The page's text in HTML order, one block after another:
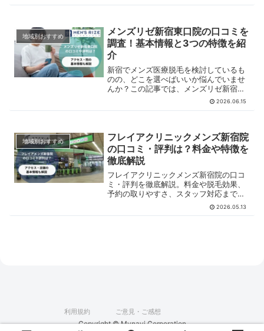
地域別おすすめ
メンズリゼ新宿東口院の口コミを
調査！基本情報と3つの特徴を紹
介
新宿でメンズ医療脱毛を検討しているも
のの、どこを選べばいいか悩んでいませ
んか？この記事では、メンズリゼ新宿東
口院の基本情報や実際の口コミ、脱毛機
の種類について解説しています。クリニ
2026.06.15
地域別おすすめ
フレイアクリニックメンズ新宿院
の口コミ・評判は？料金や特徴を
徹底解説
フレイアクリニックメンズ新宿院の口コ
ミ・評判を徹底解説。料金や脱毛効果、
予約の取りやすさ、スタッフ対応まで詳
2026.05.13
利用規約 ご意見・ご感想
Copyright © Mynavi Corporation